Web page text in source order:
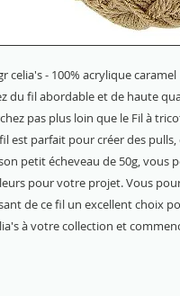
celia's - 100% acrylique caramel
du fil abordable et de haute
pas plus loin que le Fil à
est parfait pour créer des
petit écheveau de 50g, vous
pour votre projet. Vous
de ce fil un excellent choix
à votre collection et